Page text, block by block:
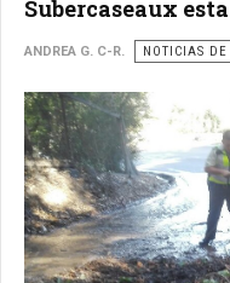
Subercaseaux
ANDREA G. C-R. NOTICIAS